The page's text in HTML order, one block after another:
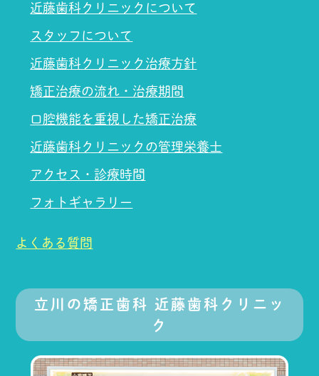
近藤歯科クリニックについて
スタッフについて
近藤歯科クリニック治療方針
矯正治療の流れ・治療期間
口腔機能を重視した矯正治療
近藤歯科クリニックの管理栄養士
アクセス・診療時間
フォトギャラリー
よくある質問
立川の矯正歯科 近藤歯科クリニッ
ク